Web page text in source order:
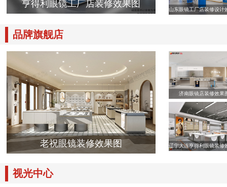
亨得利眼镜工厂店装修效果图
山东眼镜工厂店装修设计
品牌旗舰店
老祝眼镜装修效果图
济南眼镜店装修效果
辽宁大连亨得利眼镜装修
视光中心